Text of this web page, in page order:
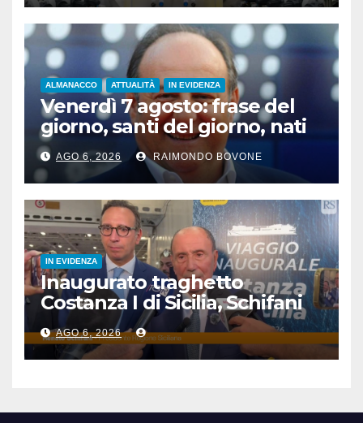
ALMANACCO ATTUALITÀ IN EVIDENZA
Venerdì 7 agosto: frase del
giorno, santi del giorno, nati
famosi, accadde oggi
AGO 6, 2026 RAIMONDO BOVONE
IN EVIDENZA
Inaugurato traghetto
Costanza I di Sicilia, Schifani
“Mantenuto impegni presi”
AGO 6, 2026